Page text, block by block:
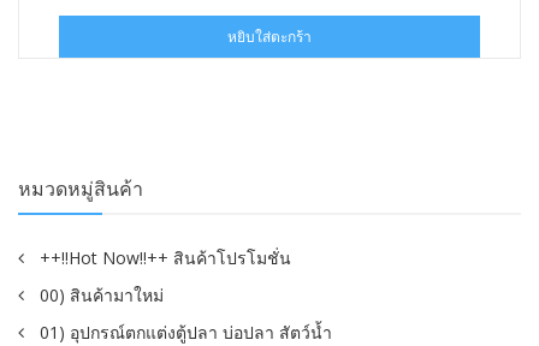
was:
฿160.00.฿79.00.
หยิบใส่ตะกร้า
หมวดหมู่สินค้า
++!!Hot Now!!++ สินค้าโปรโมชั่น
00) สินค้ามาใหม่
01) อุปกรณ์ตกแต่งตู้ปลา บ่อปลา สัตว์น้ำ